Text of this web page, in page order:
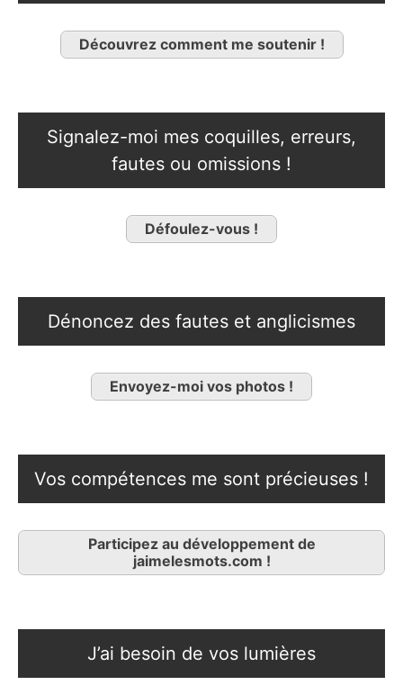
Découvrez comment me soutenir !
Signalez-moi mes coquilles, erreurs,
fautes ou omissions !
Défoulez-vous !
Dénoncez des fautes et anglicismes
Envoyez-moi vos photos !
Vos compétences me sont précieuses !
Participez au développement de
jaimelesmots.com !
J’ai besoin de vos lumières